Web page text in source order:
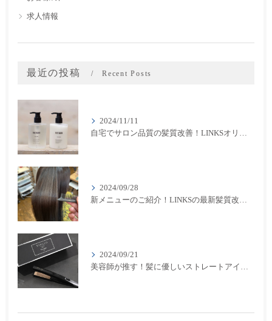
求人情報
最近の投稿 Recent Posts
2024/11/11
2024/09/28
2024/09/21